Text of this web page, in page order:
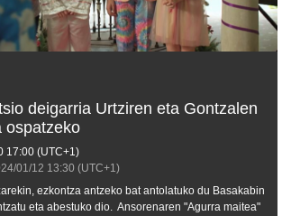
deigarria Urtziren eta Gontzalen
ospatzeko
17:00 (UTC+1)
01/12 13:30 (UTC+1)
ezkontza antzeko bat antolatuko du Basakabin
eta abestuko dio. Ansorenaren "Agurra maitea"